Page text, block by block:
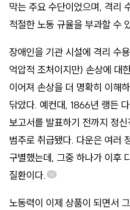
막는 주요 수단이었으며, 격리
적절한 노동 규율을 부과할 수
장애인을 기관 시설에 격리 수
억압적 조처이지만) 손상에 대
이어져 손상을 더 명확히 이해
닦았다. 예컨대, 1866년 랭든
보고서를 발표하기 전까지 정
범주로 취급됐다. 다운은 여러
구별했는데, 그중 하나가 이후
질환이다.
11
노동력이 이제 상품이 되면서